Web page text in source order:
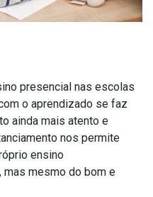
presencial nas escolas
o aprendizado se faz
ainda mais atento e
nos permite
ensino
mas mesmo do bom e